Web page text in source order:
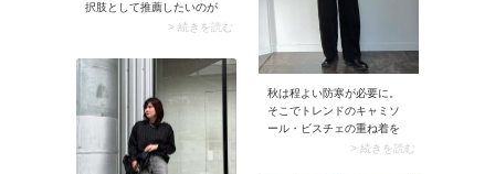
択肢として推薦したいのが
「New Balance（ニューバ
クッション性に優れたモデ
ルが多いから、お悩みに合
った一足が見つかるはずで
す。中でもNew
Balance（ニューバランス）
といえばのグレースニーカ
ーは、ホワイトパンツとの
> 続きを読む
秋は程よい防寒が必要に。
そこでトレンドのキャミソ
ール・ビスチェの重ね着を
楽しむのに絶好の機会で
> 続きを読む